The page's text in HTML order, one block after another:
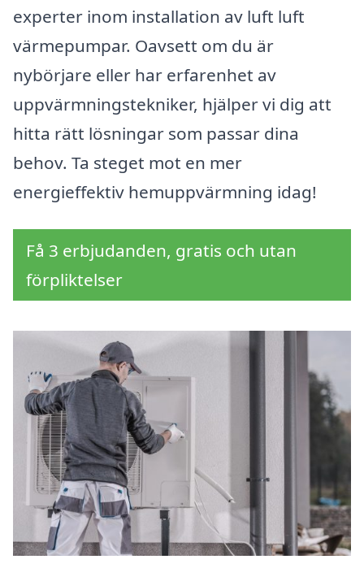
experter inom installation av luft luft
värmepumpar. Oavsett om du är
nybörjare eller har erfarenhet av
uppvärmningstekniker, hjälper vi dig att
hitta rätt lösningar som passar dina
behov. Ta steget mot en mer
energieffektiv hemuppvärmning idag!
Få 3 erbjudanden, gratis och utan
förpliktelser